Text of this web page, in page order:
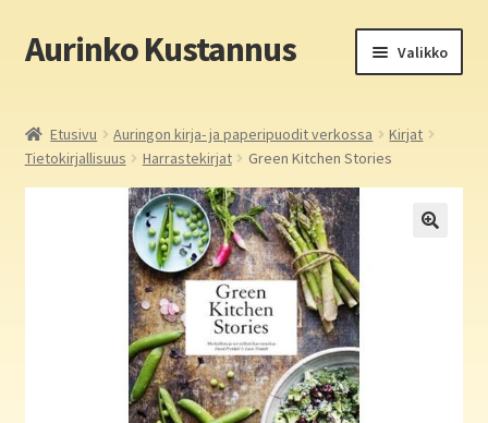
Siirry
navigointiin
Siirry
sisältöön
Aurinko Kustannus Valikko
Yritys
Aurinko Kustannus: kirjat
Auringon kirja- ja paperipuodit verkossa
Etusivu Auringon kirja- ja paperipuodit verkossa
Kirjat
Tietokirjallisuus
Harrastekirjat Green Kitchen Stories